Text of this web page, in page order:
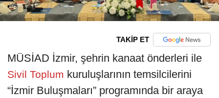
TAKİP ET
MÜSİAD İzmir, şehrin kanaat önderleri ile
Sivil Toplum kuruluşlarının temsilcilerini
“İzmir Buluşmaları” programında bir araya